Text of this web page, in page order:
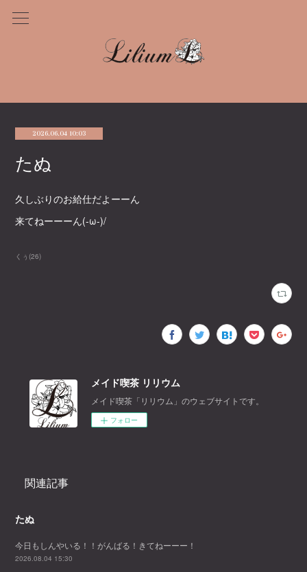
2026.06.04 10:03
たぬ
久しぶりのお給仕だよーーん
来てねーーーん(-ω-)/
くぅ (26)
メイド喫茶 リリウム
メイド喫茶「リリウム」のウェブサイトです。
フォロー
関連記事
たぬ
今日もしんやいる！！がんばる！きてねーーー！
2026.08.04 15:30